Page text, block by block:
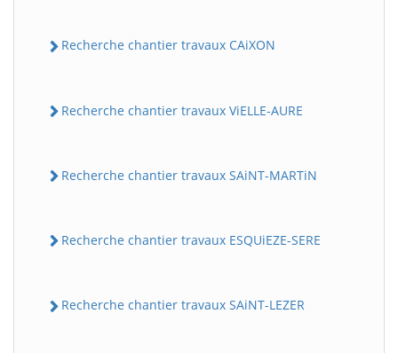
Recherche chantier travaux CAiXON
Recherche chantier travaux ViELLE-AURE
Recherche chantier travaux SAiNT-MARTiN
Recherche chantier travaux ESQUiEZE-SERE
Recherche chantier travaux SAiNT-LEZER